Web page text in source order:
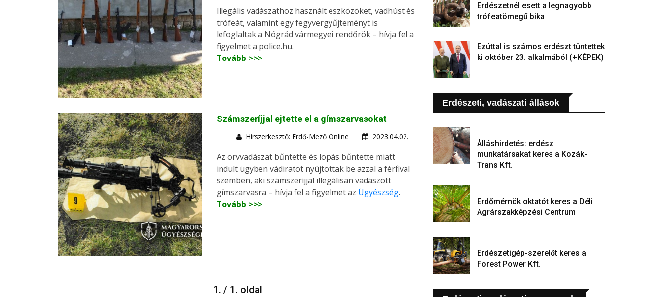
Illegális vadászathoz használt eszközöket, vadhúst és
trófeát, valamint egy fegyvergyűjteményt is
lefoglaltak a Nógrád vármegyei rendőrök – hívja fel a
figyelmet a police.hu.
Tovább >>>
Számszeríjjal ejtette el a gímszarvasokat
Hírszerkesztő: Erdő-Mező Online 2023.04.02.
Az orvvadászat bűntette és lopás bűntette miatt
indult ügyben vádiratot nyújtottak be azzal a férfival
szemben, aki számszeríjjal illegálisan vadászott
gímszarvasra – hívja fel a figyelmet az Ügyészség.
Tovább >>>
1. / 1. oldal
Erdészetnél esett a legnagyobb
trófeatömegű bika
Ezúttal is számos erdészt tüntettek
ki október 23. alkalmából (+KÉPEK)
Erdészeti, vadászati állások
Álláshirdetés: erdész
munkatársakat keres a Kozák-
Trans Kft.
Erdőmérnök oktatót keres a Déli
Agrárszakképzési Centrum
Erdészetigép-szerelőt keres a
Forest Power Kft.